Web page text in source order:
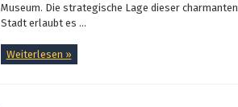
Museum. Die strategische Lage dieser charmanten
Stadt erlaubt es ...
Weiterlesen »